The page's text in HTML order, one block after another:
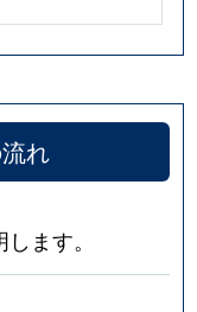
れ
ます。